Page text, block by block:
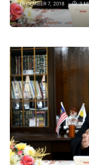
DECEMBER 7, 2018 3